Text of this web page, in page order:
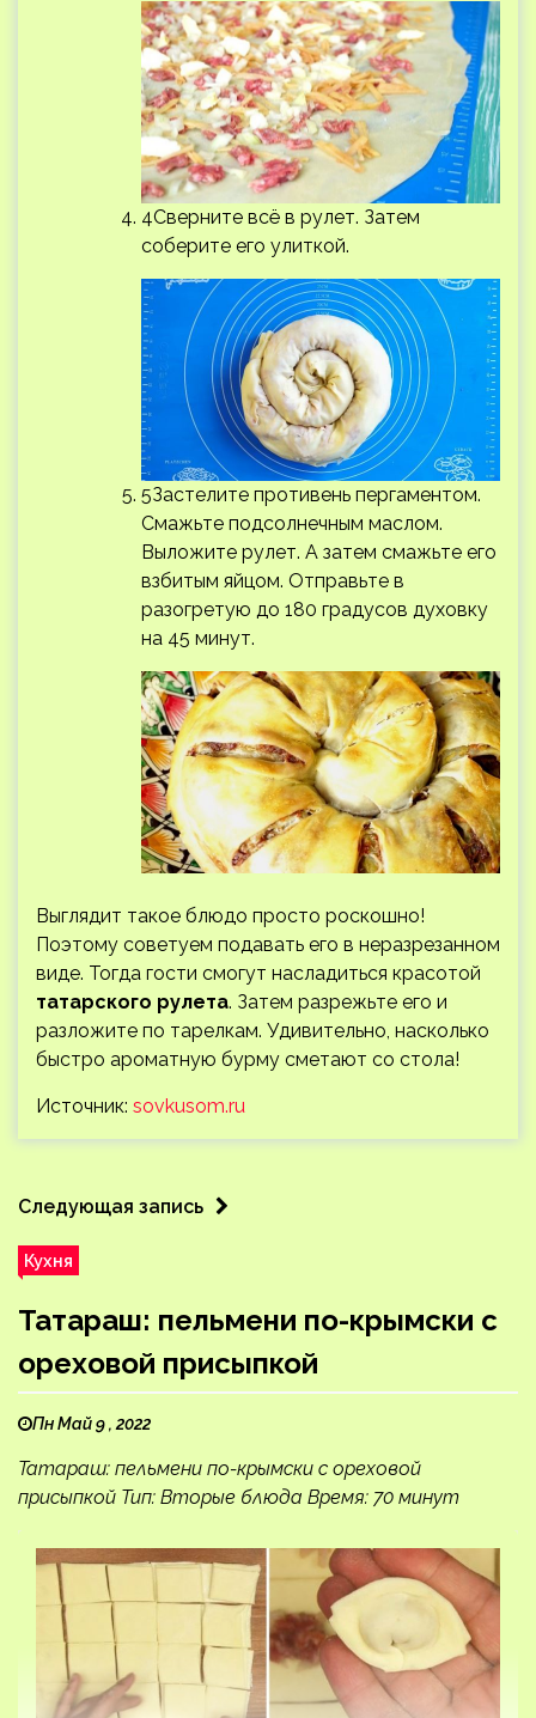
4Сверните всё в рулет. Затем
соберите его улиткой.
5Застелите противень пергаментом.
Смажьте подсолнечным маслом.
Выложите рулет. А затем смажьте его
взбитым яйцом. Отправьте в
разогретую до 180 градусов духовку
на 45 минут.
Выглядит такое блюдо просто роскошно!
Поэтому советуем подавать его в неразрезанном
виде. Тогда гости смогут насладиться красотой
татарского рулета. Затем разрежьте его и
разложите по тарелкам. Удивительно, насколько
быстро ароматную бурму сметают со стола!
Источник: sovkusom.ru
Следующая запись
Кухня
Татараш: пельмени по-крымски с
ореховой присыпкой
Пн Май 9 , 2022
Татараш: пельмени по-крымски с ореховой
присыпкой Тип: Вторые блюда Время: 70 минут